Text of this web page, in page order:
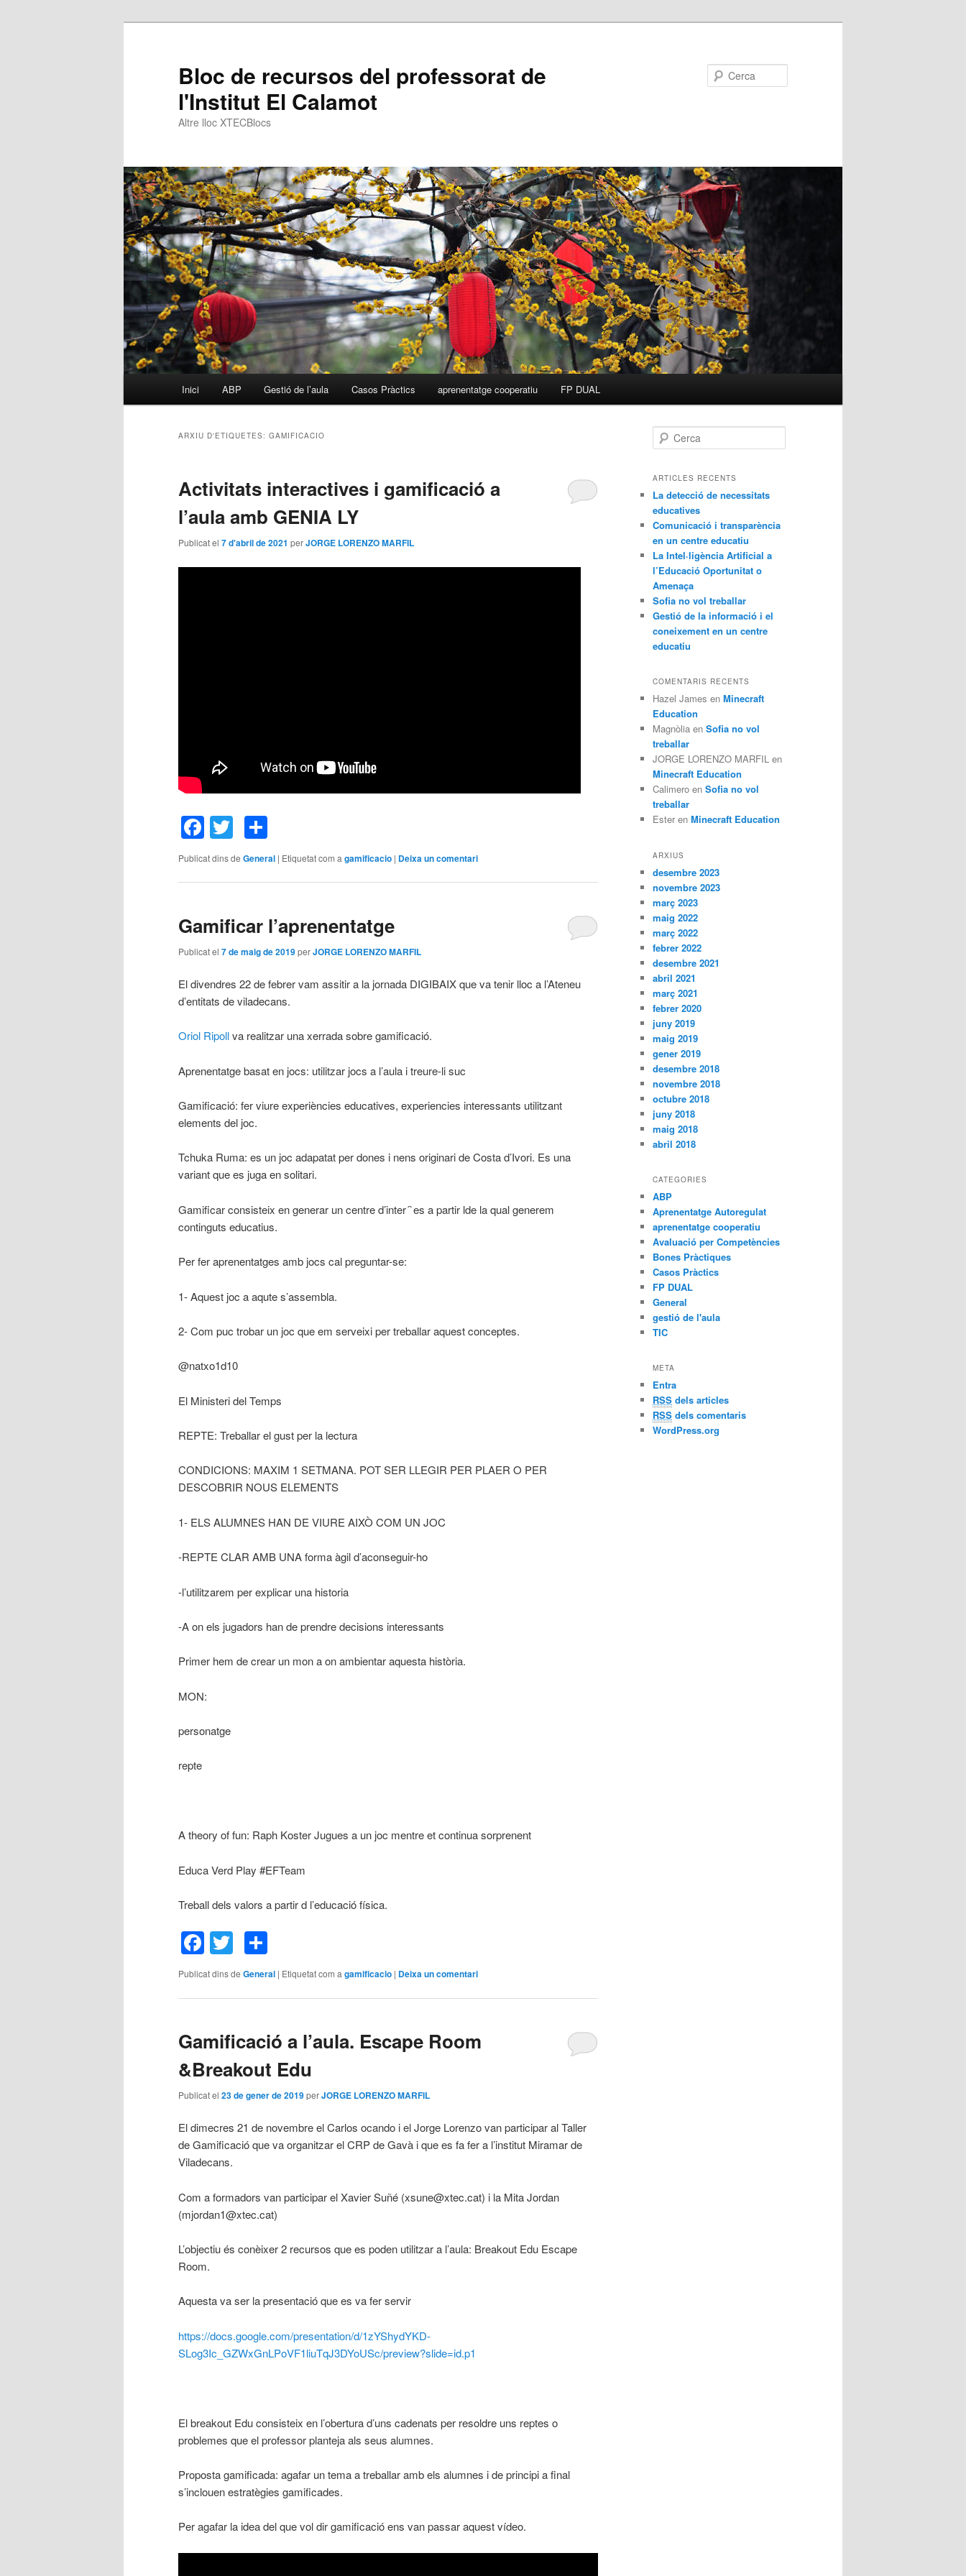
Bloc de recursos del professorat de
l'Institut El Calamot
Altre lloc XTECBlocs
Aneu
principal
Aneu
secundari
Inici ABP Gestió de l’aula Casos Pràctics aprenentatge cooperatiu FP DUAL
ARXIU D'ETIQUETES: GAMIFICACIO
Activitats interactives i gamificació a
l’aula amb GENIA LY
Publicat el 7 d'abril de 2021 perJORGE LORENZO MARFIL
Facebook
Twitter
Publicat dins de General | Etiquetat com a gamificacio | Deixa un comentari
Gamificar l’aprenentatge
Publicat el 7 de maig de 2019perJORGE LORENZO MARFIL
El divendres 22 de febrer vam assitir a la jornada DIGIBAIX que va tenir lloc a l’Ateneu
d’entitats de viladecans.
Oriol Ripollva realitzar una xerrada sobre gamificació.
Aprenentatge basat en jocs: utilitzar jocs a l’aula i treure-li suc
Gamificació: fer viure experiències educatives, experiencies interessants utilitzant
elements del joc.
Tchuka Ruma: es un joc adapatat per dones i nens originari de Costa d’Ivori. Es una
variant que es juga en solitari.
Gamificar consisteix en generar un centre d’inter´`es a partir lde la qual generem
continguts educatius.
Per fer aprenentatges amb jocs cal preguntar-se:
1- Aquest joc a aqute s’assembla.
2- Com puc trobar un joc que em serveixi per treballar aquest conceptes.
@natxo1d10
El Ministeri del Temps
REPTE: Treballar el gust per la lectura
CONDICIONS: MAXIM 1 SETMANA. POT SER LLEGIR PER PLAER O PER
DESCOBRIR NOUS ELEMENTS
1- ELS ALUMNES HAN DE VIURE AIXÒ COM UN JOC
-REPTE CLAR AMB UNA forma àgil d’aconseguir-ho
-l’utilitzarem per explicar una historia
-A on els jugadors han de prendre decisions interessants
Primer hem de crear un mon a on ambientar aquesta història.
MON:
personatge
repte
A theory of fun: Raph Koster Jugues a un joc mentre et continua sorprenent
Educa Verd Play #EFTeam
Treball dels valors a partir d l’educació física.
Facebook
Twitter
Publicat dins de General | Etiquetat com a gamificacio | Deixa un comentari
Gamificació a l’aula. Escape Room
&Breakout Edu
Publicat el 23 de gener de 2019perJORGE LORENZO MARFIL
El dimecres 21 de novembre el Carlos ocando i el Jorge Lorenzo van participar al Taller
de Gamificació que va organitzar el CRP de Gavà i que es fa fer a l’institut Miramar de
Viladecans.
Com a formadors van participar el Xavier Suñé (xsune@xtec.cat) i la Mita Jordan
(mjordan1@xtec.cat)
L’objectiu és conèixer 2 recursos que es poden utilitzar a l’aula: Breakout Edu Escape
Room.
Aquesta va ser la presentació que es va fer servir
https://docs.google.com/presentation/d/1zYShydYKD-
SLog3Ic_GZWxGnLPoVF1liuTqJ3DYoUSc/preview?slide=id.p1
El breakout Edu consisteix en l’obertura d’uns cadenats per resoldre uns reptes o
problemes que el professor planteja als seus alumnes.
Proposta gamificada: agafar un tema a treballar amb els alumnes i de principi a final
s’inclouen estratègies gamificades.
Per agafar la idea del que vol dir gamificació ens van passar aquest vídeo.
e
c
ARTICLES RECENTS
La detecció de necessitats
educatives
Comunicació i transparència
en un centre educatiu
La Intel·ligència Artificial a
l’Educació Oportunitat o
Amenaça
Sofia no vol treballar
Gestió de la informació i el
coneixement en un centre
educatiu
COMENTARIS RECENTS
Hazel James en Minecraft
Education
Magnòlia en Sofia no vol
treballar
JORGE LORENZO MARFIL en
Minecraft Education
Calimero en Sofia no vol
treballar
Ester en Minecraft Education
ARXIUS
desembre 2023
novembre 2023
març 2023
maig 2022
març 2022
febrer 2022
desembre 2021
abril 2021
març 2021
febrer 2020
juny 2019
maig 2019
gener 2019
desembre 2018
novembre 2018
octubre 2018
juny 2018
maig 2018
abril 2018
CATEGORIES
ABP
Aprenentatge Autoregulat
aprenentatge cooperatiu
Avaluació per Competències
Bones Pràctiques
Casos Pràctics
FP DUAL
General
gestió de l'aula
TIC
META
Entra
RSS dels articles
RSS dels comentaris
WordPress.org